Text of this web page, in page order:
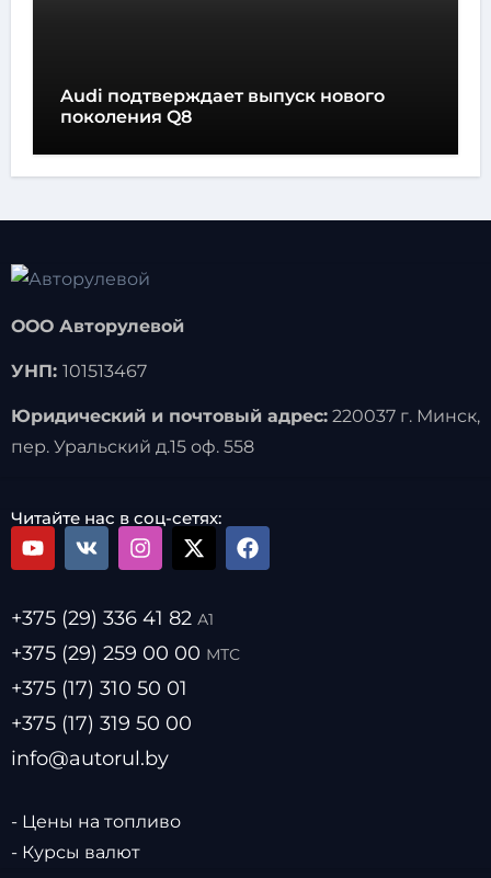
Audi подтверждает выпуск нового
поколения Q8
ООО Авторулевой
УНП: 101513467
Юридический и почтовый адрес:220037 г. Минск,
пер. Уральский д.15 оф. 558
Читайте нас в соц-сетях:
+375 (29) 336 41 82 А1
+375 (29) 259 00 00 МТС
+375 (17) 310 50 01
+375 (17) 319 50 00
info@autorul.by
- Цены на топливо
- Курсы валют